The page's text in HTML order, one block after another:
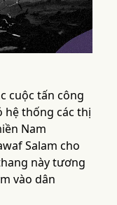
cuộc tấn công
hệ thống các thị
Nam
Salam cho
này tương
vào dân